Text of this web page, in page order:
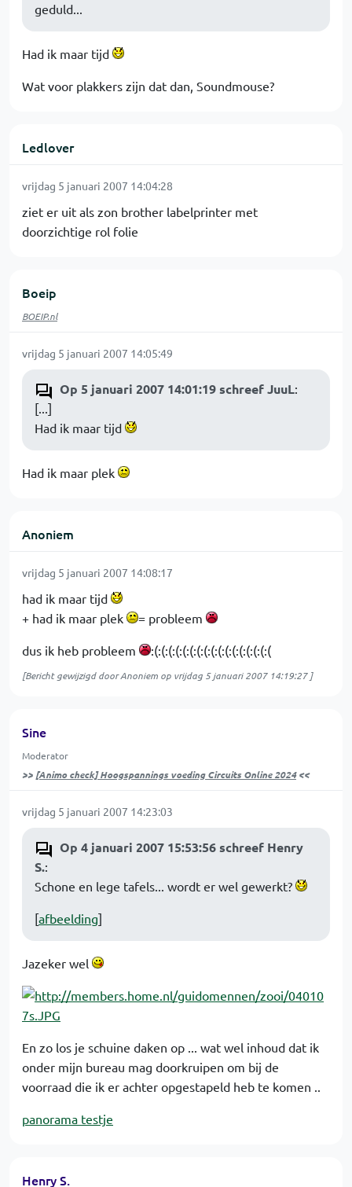
geduld...
Had ik maar tijd
Wat voor plakkers zijn dat dan, Soundmouse?
Ledlover
vrijdag 5 januari 2007 14:04:28
ziet er uit als zon brother labelprinter met
doorzichtige rol folie
Boeip
BOEIP.nl
vrijdag 5 januari 2007 14:05:49
Op 5 januari 2007 14:01:19 schreef JuuL:
[...]
Had ik maar tijd
Had ik maar plek
Anoniem
vrijdag 5 januari 2007 14:08:17
had ik maar tijd
+ had ik maar plek
= probleem
dus ik heb probleem :(:(:(:(:(:(:(:(:(:(:(:(:(:(:(:(:(
[Bericht gewijzigd door Anoniem op vrijdag 5 januari 2007 14:19:27]
Sine
Moderator
>> [Animo check] Hoogspannings voeding Circuits Online 2024<<
vrijdag 5 januari 2007 14:23:03
Op 4 januari 2007 15:53:56 schreef Henry
S.:
Schone en lege tafels... wordt er wel gewerkt?
[afbeelding]
Jazeker wel
En zo los je schuine daken op ... wat wel inhoud dat ik
onder mijn bureau mag doorkruipen om bij de
voorraad die ik er achter opgestapeld heb te komen ..
panorama testje
Henry S.